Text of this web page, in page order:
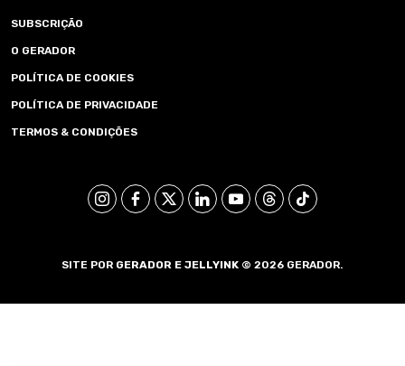
SUBSCRIÇÃO
O GERADOR
POLÍTICA DE COOKIES
POLÍTICA DE PRIVACIDADE
TERMOS & CONDIÇÕES
SITE POR GERADOR E JELLYINK © 2026 GERADOR.